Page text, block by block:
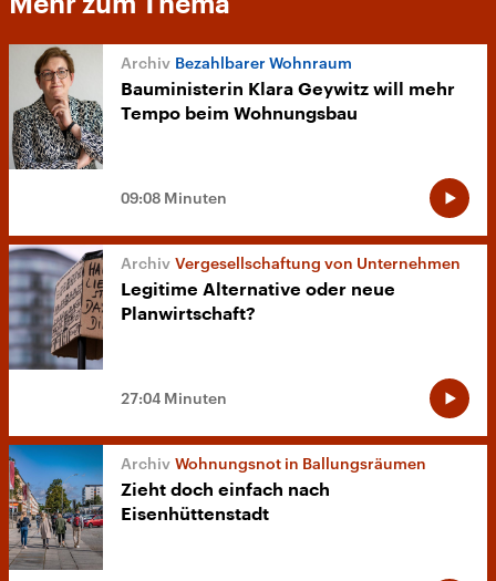
Bezahlbarer Wohnraum
Bauministerin Klara Geywitz will mehr
Tempo beim Wohnungsbau
09:08 Minuten
Vergesellschaftung von Unternehmen
Legitime Alternative oder neue
Planwirtschaft?
27:04 Minuten
Wohnungsnot in Ballungsräumen
Zieht doch einfach nach
Eisenhüttenstadt